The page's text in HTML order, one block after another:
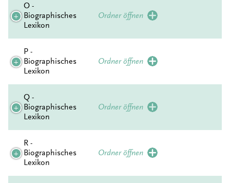
O -
Biographisches
Lexikon
Ordner öffnen
P -
Biographisches
Lexikon
Ordner öffnen
Q -
Biographisches
Lexikon
Ordner öffnen
R -
Biographisches
Lexikon
Ordner öffnen